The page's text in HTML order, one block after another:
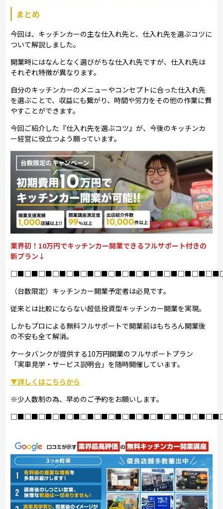
まとめ
今回は、キッチンカーの主な仕入れ先と、仕入れ先を選ぶコツに
ついて解説しました。
開業時にはなんとなく選びがちな仕入れ先ですが、仕入れ先は
それぞれ特徴が異なります。
自分のキッチンカーのメニューやコンセプトに合った仕入れ先
を選ぶことで、収益にも繋がり、時間や労力をその他の作業に費
やすことができます。
今回ご紹介した『仕入れ先を選ぶコツ』が、今後のキッチンカ
ー経営に役立つよう願っています。
業界初！10万円でキッチンカー開業できるフルサポート付きの
新プラン↓
（台数限定）キッチンカー開業予定者は必見です。
従来とは比較にならない超低投資型キッチンカー開業を実現。
しかもプロによる無料フルサポートで開業前はもちろん開業後
の不安も全て解消。
ケータバンクが提供する10万円開業のフルサポートプラン
「実車見学・サービス説明会」を随時開催しています。
▼詳しくはこちらから
※少人数制の為、早めのご予約をお願いします。